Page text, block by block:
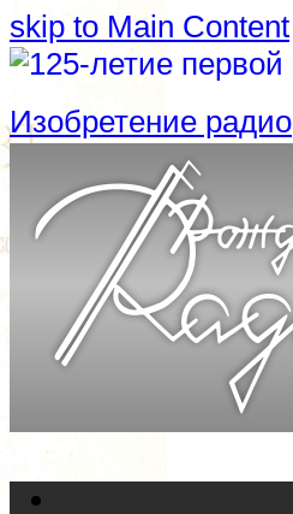
skip to Main Content
Изобретение радио